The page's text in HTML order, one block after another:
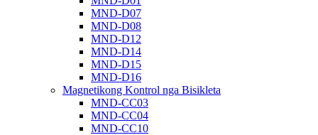
MND-D07
MND-D08
MND-D12
MND-D14
MND-D15
MND-D16
Magnetikong Kontrol nga Bisikleta
MND-CC03
MND-CC04
MND-CC10